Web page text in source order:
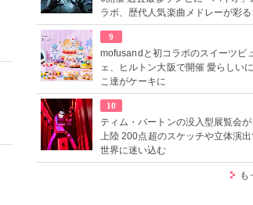
ラボ、歴代人気楽曲メドレーが彩る
9
mofusandと初コラボのスイーツビ
ェ、ヒルトン大阪で開催 愛らしい
こ達がケーキに
10
ティム・バートンの没入型展覧会が
上陸 200点超のスケッチや立体演
世界に迷い込む
も